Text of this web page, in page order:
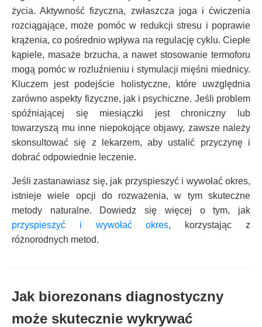
życia. Aktywność fizyczna, zwłaszcza joga i ćwiczenia
rozciągające, może pomóc w redukcji stresu i poprawie
krążenia, co pośrednio wpływa na regulację cyklu. Ciepłe
kąpiele, masaże brzucha, a nawet stosowanie termoforu
mogą pomóc w rozluźnieniu i stymulacji mięśni miednicy.
Kluczem jest podejście holistyczne, które uwzględnia
zarówno aspekty fizyczne, jak i psychiczne. Jeśli problem
spóźniającej się miesiączki jest chroniczny lub
towarzyszą mu inne niepokojące objawy, zawsze należy
skonsultować się z lekarzem, aby ustalić przyczynę i
dobrać odpowiednie leczenie.
Jeśli zastanawiasz się, jak przyspieszyć i wywołać okres,
istnieje wiele opcji do rozważenia, w tym skuteczne
metody naturalne. Dowiedz się więcej o tym, jak
przyspieszyć i wywołać okres, korzystając z
różnorodnych metod.
Jak biorezonans diagnostyczny
może skutecznie wykrywać